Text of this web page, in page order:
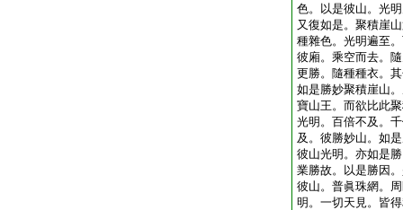
色。以是彼山。光
又復如是。聚積崖
種雜色。光明遍至
彼廂。乘空而去。
更勝。隨種種衣。
如是勝妙聚積崖山
寶山王。而欲比此
光明。百倍不及。
及。彼勝妙山。如
彼山光明。亦如是
業勝故。以是勝因
彼山。普眞珠網。
明。一切天見。皆